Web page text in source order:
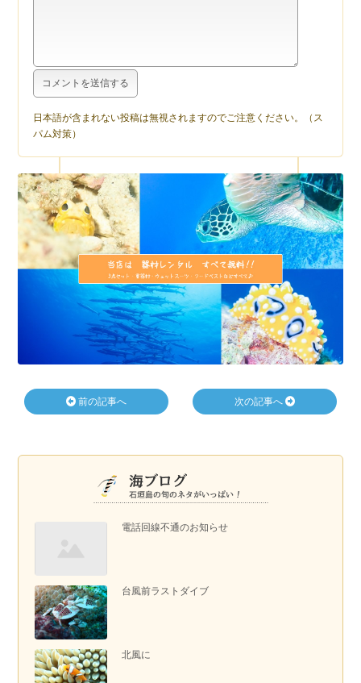
電話回線不通のお知らせ
台風前ラストダイブ
北風に
日本語が含まれない投稿は無視されますのでご注意ください。（ス
パム対策）
前の記事へ 次の記事へ